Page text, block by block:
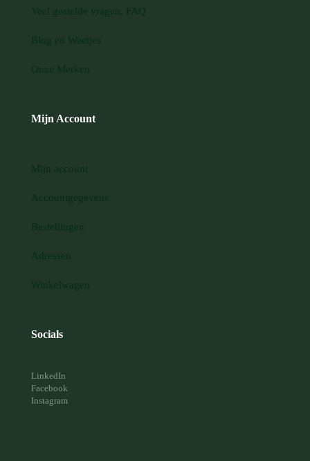
Veel gestelde vragen, FAQ
Blog en Weetjes
Onze Merken
Mijn Account
Mijn account
Accountgegevens
Bestellingen
Adressen
Winkelwagen
Socials
LinkedIn
Facebook
Instagram